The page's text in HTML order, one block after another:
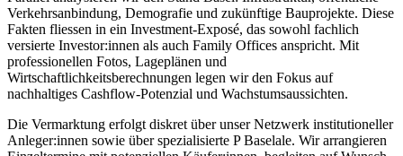
Verkehrsanbindung, Demografie und zukünftige Bauprojekte. Diese
Fakten fliessen in ein Investment-Exposé, das sowohl fachlich
versierte Investor:innen als auch Family Offices anspricht. Mit
professionellen Fotos, Lageplänen und
Wirtschaftlichkeitsberechnungen legen wir den Fokus auf
nachhaltiges Cashflow-Potenzial und Wachstumsaussichten.
Die Vermarktung erfolgt diskret über unser Netzwerk institutioneller
Anleger:innen sowie über spezialisierte P Baselale. Wir arrangieren